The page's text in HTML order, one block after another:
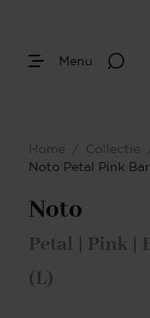
Menu
Home / Collectie
Noto Petal Pink
Noto
Petal | Pink |
(L)